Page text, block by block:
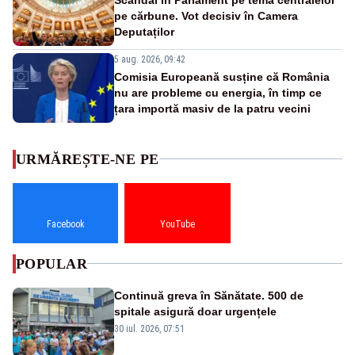
pe cărbune. Vot decisiv în Camera
Deputaților
5 aug. 2026, 09:42
Comisia Europeană susține că România
nu are probleme cu energia, în timp ce
țara importă masiv de la patru vecini
URMĂREȘTE-NE PE
Facebook YouTube
POPULAR
Continuă greva în Sănătate. 500 de
spitale asigură doar urgențele
30 iul. 2026, 07:51